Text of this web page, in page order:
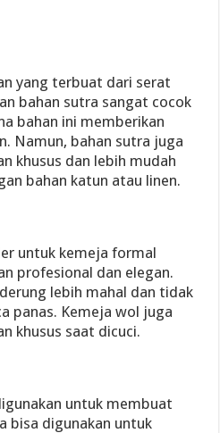
yang terbuat dari serat
bahan sutra sangat cocok
bahan ini memberikan
Namun, bahan sutra juga
khusus dan lebih mudah
bahan katun atau linen.
untuk kemeja formal
profesional dan elegan.
lebih mahal dan tidak
panas. Kemeja wol juga
khusus saat dicuci.
untuk membuat
bisa digunakan untuk